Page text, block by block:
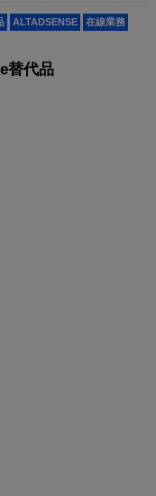
ALTADSENSE
在線業務
替代品